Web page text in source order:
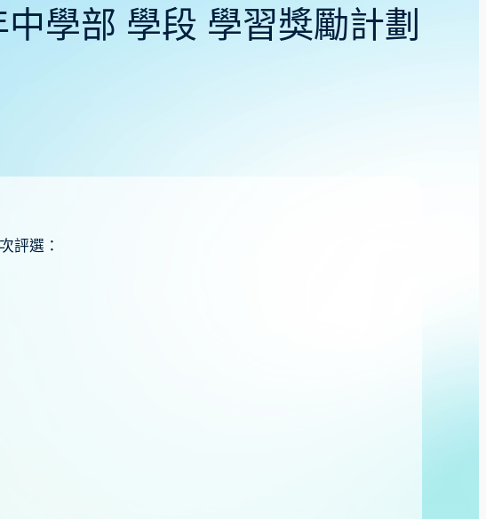
中學部 學段 學習獎勵計劃
評選：